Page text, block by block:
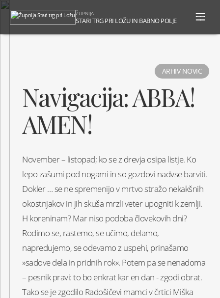
ŽUPNIJA
STARI TRG PRI LOŽU IN BABNO POLJE
ARHIV NOVIC
Navigacija: ABBA!
AMEN!
November – listopad; ko se z drevja osipa listje. Ko
lepo zašumi pod nogami in so gozdovi nadvse barviti.
Dokler … se ne spremenijo v mrtvo stražo nekakšnih
okostnjakov in jih skuša mrzli veter upogniti k zemlji.
H koreninam? Mar niso podoba človekovih dni?
Rodimo se, rastemo, se učimo, delamo,
napredujemo, se odevamo z uspehi, prinašamo
»sadove dela in pridnih rok«. Potem pa se nenadoma
– pesnik pravi: to bo enkrat kar en dan - zgodi obrat.
Tako se je zgodilo Radošičevi mamci v črtici Miška